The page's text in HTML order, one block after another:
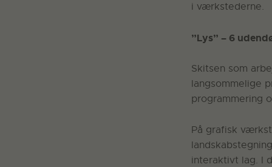
i værkstederne.
”Lys” – 6
Skitsen som
langsommelige
programmering
På grafisk
interaktivt lag. I